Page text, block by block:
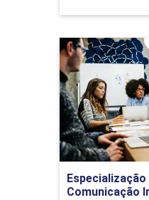
O Ato Fotográfico
A Foto no
Especialização
Comunicação
Ir para